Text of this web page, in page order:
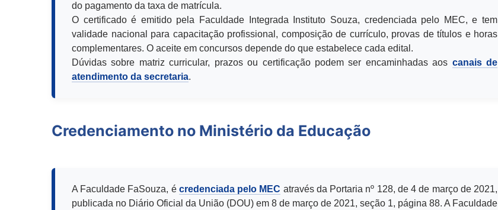
do pagamento da taxa de matrícula.
O certificado é emitido pela Faculdade Integrada Instituto Souza, credenciada pelo MEC, e tem
validade nacional para capacitação profissional, composição de currículo, provas de títulos e horas
complementares. O aceite em concursos depende do que estabelece cada edital.
Dúvidas sobre matriz curricular, prazos ou certificação podem ser encaminhadas aos canais de
atendimento da secretaria.
Credenciamento no Ministério da Educação
A Faculdade FaSouza, é credenciada pelo MEC através da Portaria nº 128, de 4 de março de 2021,
publicada no Diário Oficial da União (DOU) em 8 de março de 2021, seção 1, página 88. A Faculdade